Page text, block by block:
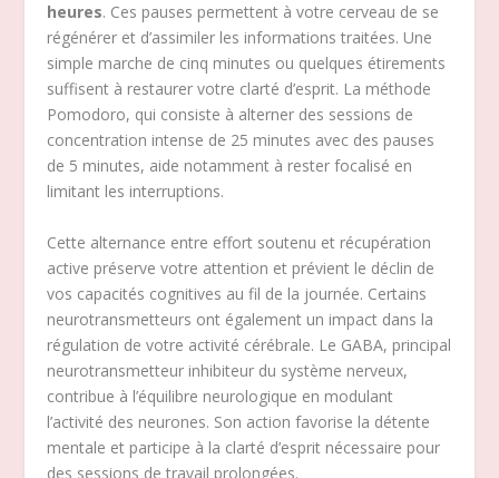
heures. Ces pauses permettent à votre cerveau de se
régénérer et d’assimiler les informations traitées. Une
simple marche de cinq minutes ou quelques étirements
suffisent à restaurer votre clarté d’esprit. La méthode
Pomodoro, qui consiste à alterner des sessions de
concentration intense de 25 minutes avec des pauses
de 5 minutes, aide notamment à rester focalisé en
limitant les interruptions.
Cette alternance entre effort soutenu et récupération
active préserve votre attention et prévient le déclin de
vos capacités cognitives au fil de la journée. Certains
neurotransmetteurs ont également un impact dans la
régulation de votre activité cérébrale. Le GABA, principal
neurotransmetteur inhibiteur du système nerveux,
contribue à l’équilibre neurologique en modulant
l’activité des neurones. Son action favorise la détente
mentale et participe à la clarté d’esprit nécessaire pour
des sessions de travail prolongées.